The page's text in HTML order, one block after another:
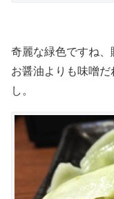
奇麗な緑色ですね、
お醤油よりも味噌
し。